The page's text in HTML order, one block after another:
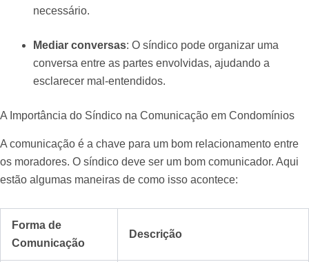
necessário.
Mediar conversas: O síndico pode organizar uma
conversa entre as partes envolvidas, ajudando a
esclarecer mal-entendidos.
A Importância do Síndico na Comunicação em Condomínios
A comunicação é a chave para um bom relacionamento entre
os moradores. O síndico deve ser um bom comunicador. Aqui
estão algumas maneiras de como isso acontece:
Forma de
Comunicação
Descrição